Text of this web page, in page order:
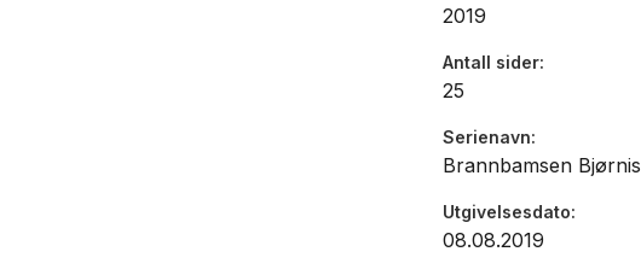
2019
Antall sider
25
Serienavn
Brannbamsen Bjørnis
Utgivelsesdato
08.08.2019